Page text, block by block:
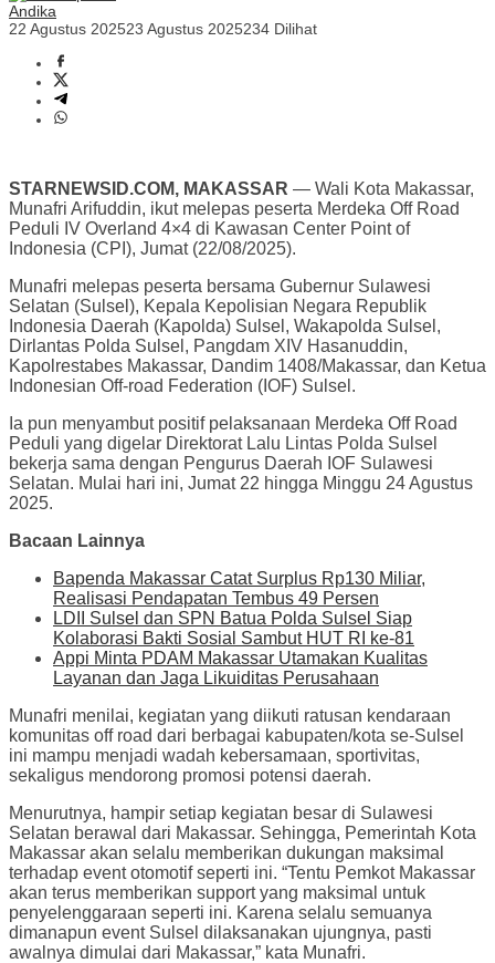
Andika
22 Agustus 202523 Agustus 2025234 Dilihat
STARNEWSID.COM, MAKASSAR — Wali Kota Makassar,
Munafri Arifuddin, ikut melepas peserta Merdeka Off Road
Peduli IV Overland 4×4 di Kawasan Center Point of
Indonesia (CPI), Jumat (22/08/2025).
Munafri melepas peserta bersama Gubernur Sulawesi
Selatan (Sulsel), Kepala Kepolisian Negara Republik
Indonesia Daerah (Kapolda) Sulsel, Wakapolda Sulsel,
Dirlantas Polda Sulsel, Pangdam XIV Hasanuddin,
Kapolrestabes Makassar, Dandim 1408/Makassar, dan Ketua
Indonesian Off-road Federation (IOF) Sulsel.
Ia pun menyambut positif pelaksanaan Merdeka Off Road
Peduli yang digelar Direktorat Lalu Lintas Polda Sulsel
bekerja sama dengan Pengurus Daerah IOF Sulawesi
Selatan. Mulai hari ini, Jumat 22 hingga Minggu 24 Agustus
2025.
Bacaan Lainnya
Bapenda Makassar Catat Surplus Rp130 Miliar,
Realisasi Pendapatan Tembus 49 Persen
LDII Sulsel dan SPN Batua Polda Sulsel Siap
Kolaborasi Bakti Sosial Sambut HUT RI ke-81
Appi Minta PDAM Makassar Utamakan Kualitas
Layanan dan Jaga Likuiditas Perusahaan
Munafri menilai, kegiatan yang diikuti ratusan kendaraan
komunitas off road dari berbagai kabupaten/kota se-Sulsel
ini mampu menjadi wadah kebersamaan, sportivitas,
sekaligus mendorong promosi potensi daerah.
Menurutnya, hampir setiap kegiatan besar di Sulawesi
Selatan berawal dari Makassar. Sehingga, Pemerintah Kota
Makassar akan selalu memberikan dukungan maksimal
terhadap event otomotif seperti ini. “Tentu Pemkot Makassar
akan terus memberikan support yang maksimal untuk
penyelenggaraan seperti ini. Karena selalu semuanya
dimanapun event Sulsel dilaksanakan ujungnya, pasti
awalnya dimulai dari Makassar,” kata Munafri.